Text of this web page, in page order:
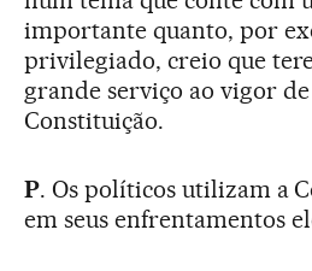
importante quanto, por
privilegiado, creio que
grande serviço ao vigor de
Constituição.
P. Os políticos utilizam a
em seus enfrentamentos